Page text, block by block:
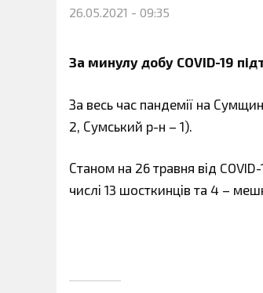
26.05.2021 - 09:35
За минулу добу COVID-19
За весь час пандемії на
2, Сумський р-н – 1).
Станом на 26 травня від
числі 13 шосткинців та 4 –